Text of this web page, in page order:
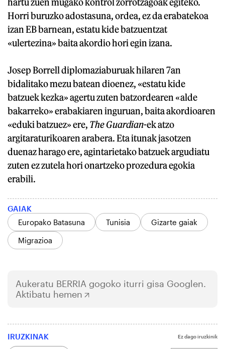
Horri buruzko adostasuna, ordea, ez da erabatekoa
izan EB barnean, estatu kide batzuentzat
«ulertezina» baita akordio hori egin izana.
Josep Borrell diplomaziaburuak hilaren 7an
bidalitako mezu batean dioenez, «estatu kide
batzuek kezka» agertu zuten batzordearen «alde
bakarreko» erabakiaren inguruan, baita akordioaren
«eduki batzuez» ere, The Guardian-ek atzo
argitaraturikoaren arabera. Eta itunak jasotzen
duenaz harago ere, agintarietako batzuek argudiatu
zuten ez zutela hori onartzeko prozedura egokia
erabili.
GAIAK
Europako Batasuna
Tunisia
Gizarte gaiak
Migrazioa
Aukeratu BERRIA gogoko iturri gisa Googlen.
Aktibatu hemen
IRUZKINAK Ez dago iruzkinik